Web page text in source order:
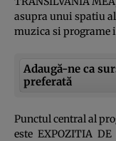
asupra unui spatiu
muzica si programe
Adaugă-ne ca
preferată
Punctul central al
este EXPOZITIA